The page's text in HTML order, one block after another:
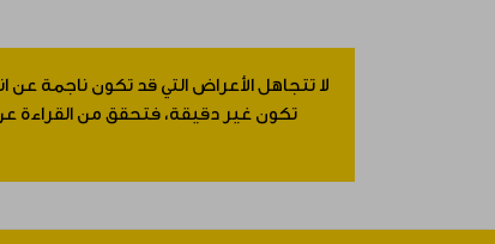
لا تتجاهل الأعراض التي قد تكون ناجمة
تكون غير دقيقة، فتحقق من القراءة